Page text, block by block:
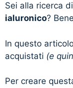
Sei alla ricerca di
ialuronico?
In questo
acquistati (e
Per creare